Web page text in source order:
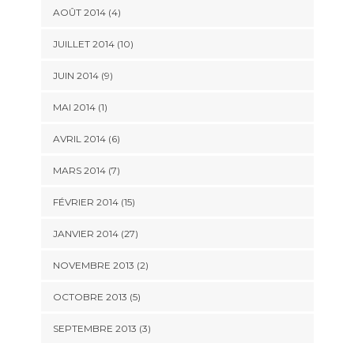
AOÛT 2014 (4)
JUILLET 2014 (10)
JUIN 2014 (9)
MAI 2014 (1)
AVRIL 2014 (6)
MARS 2014 (7)
FÉVRIER 2014 (15)
JANVIER 2014 (27)
NOVEMBRE 2013 (2)
OCTOBRE 2013 (5)
SEPTEMBRE 2013 (3)